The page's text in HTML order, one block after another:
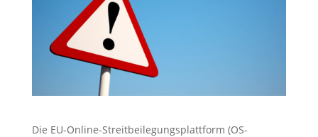
Die EU-Online-Streitbeilegungsplattform (OS-